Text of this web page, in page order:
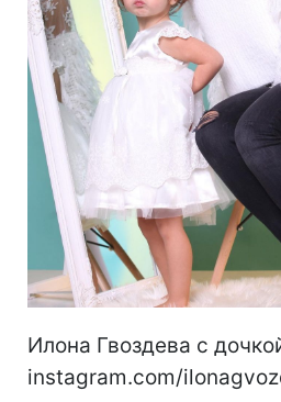
Илона Гвоздева с
instagram.com/